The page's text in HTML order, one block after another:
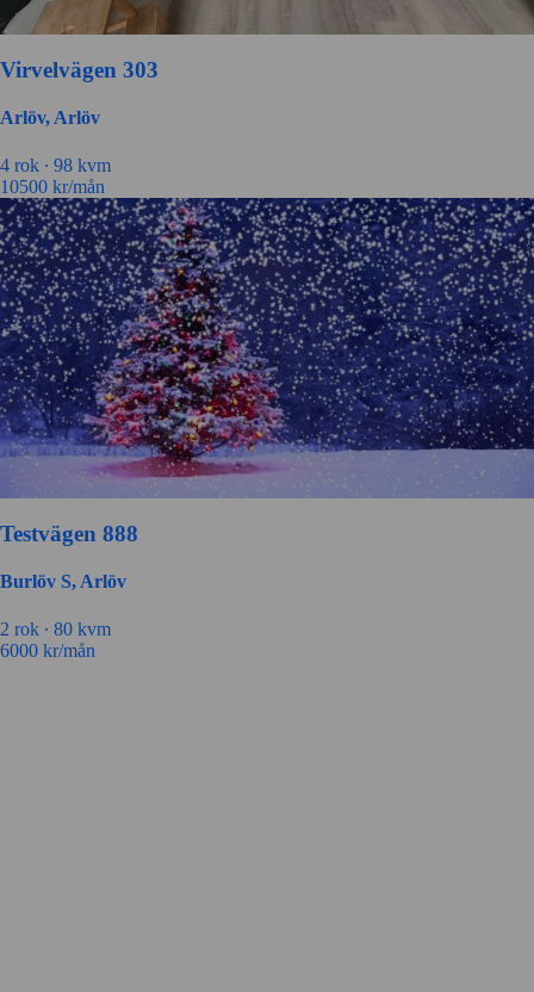
Virvelvägen 303
Arlöv, Arlöv
4 rok ∙ 98 kvm
10500 kr/mån
Testvägen 888
Burlöv S, Arlöv
2 rok ∙ 80 kvm
6000 kr/mån